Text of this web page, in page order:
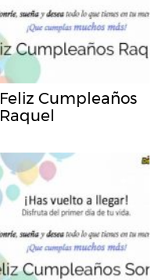
Feliz Cumpleaños
Raquel